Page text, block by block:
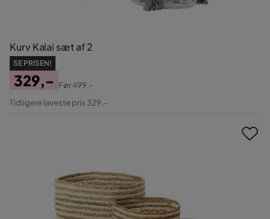
Kurv Kalai sæt af 2
SE PRISEN!
Pris
329,-
Original
Før499,-
Tidligere laveste pris 329,-